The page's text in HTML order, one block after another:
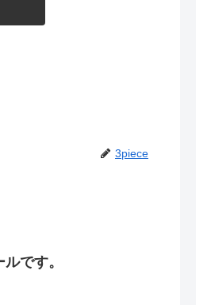
3piece
です。